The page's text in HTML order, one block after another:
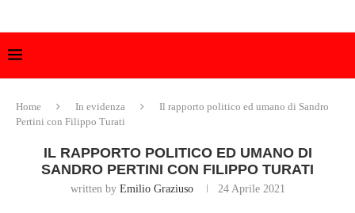
Home In evidenza
Il rapporto politico ed umano di Sandro
Pertini con Filippo Turati
IL RAPPORTO POLITICO ED UMANO DI
SANDRO PERTINI CON FILIPPO TURATI
written by Emilio Graziuso 24 Aprile 2021